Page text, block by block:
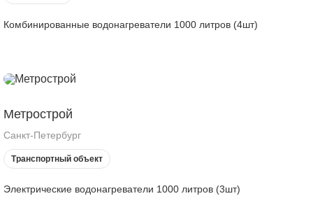
Комбинированные водонагреватели 1000 литров (4шт)
Метрострой
Санкт-Петербург
Транспортный объект
Электрические водонагреватели 1000 литров (3шт)